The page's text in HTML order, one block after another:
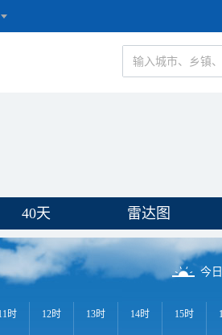
40天 雷达图
今
时 12时 13时 14时 15时